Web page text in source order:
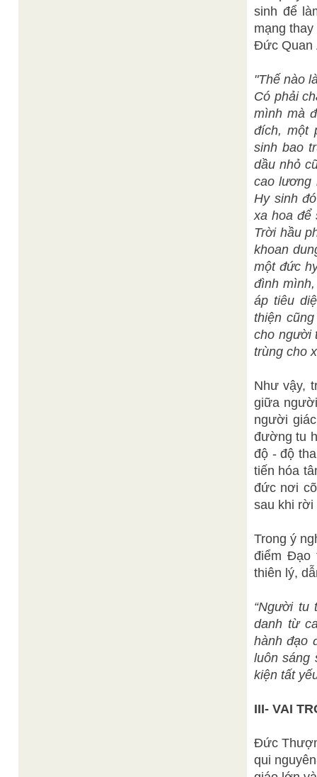
sinh để
mạng
Đức Quan
"Thế nào
Có phải
mình mà
đích, một
sinh bao
dầu nhỏ
cao lương
Hy sinh
xa hoa để
Trời hầu
khoan
một đức
đình
áp tiêu
thiện
cho người
trùng cho
Như vậy,
giữa
người
đường tu
độ - độ
tiến hóa
đức nơi
sau khi rời
Trong ý
điểm Đạo
thiên lý,
“Người tu
danh từ
hành đạo
luôn sáng
kiện tất
III- VAI
Đức
qui